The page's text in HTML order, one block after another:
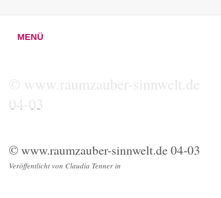
MENÜ
© www.raumzauber-sinnwelt.de
04-03
© www.raumzauber-sinnwelt.de 04-03
Veröffentlicht von Claudia Tennerin